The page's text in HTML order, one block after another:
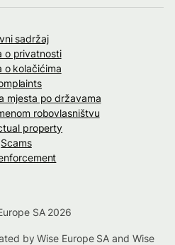
sadržaj
o privatnosti
o kolačićima
mjesta po državama
robovlasništvu
property
Scams
SA 2026
by Wise Europe SA and Wise